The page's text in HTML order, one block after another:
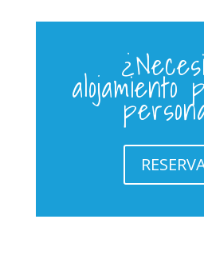
alojamiento